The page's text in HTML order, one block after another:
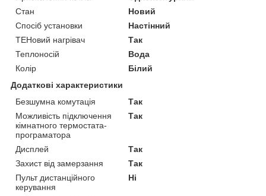
Стан
Новий
Спосіб установки
Настінний
ТЕНовий нагрівач
Так
Теплоносій
Вода
Колір
Білий
Додаткові характеристики
Безшумна комутація
Так
Можливість підключення
кімнатного термостата-
програматора
Так
Дисплей
Так
Захист від замерзання
Так
Пульт дистанційного
керування
Ні